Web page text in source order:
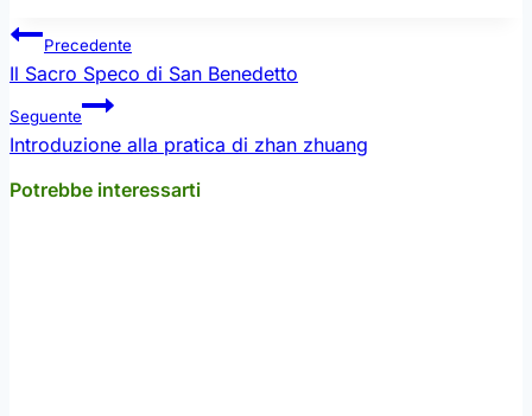
Navigazione
articoli
Precedente
Il Sacro Speco di San Benedetto
Seguente
Introduzione alla pratica di zhan zhuang
Potrebbe interessarti